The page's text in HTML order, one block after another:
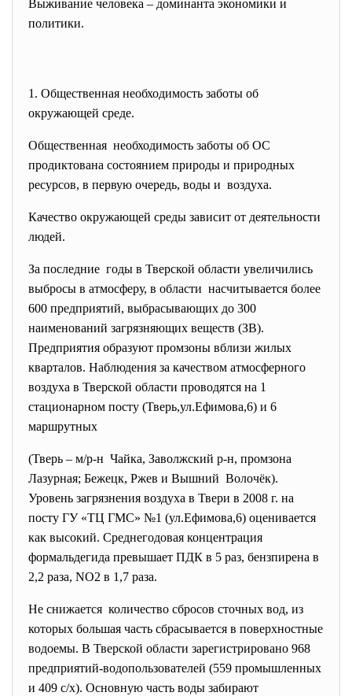
Выживание человека – доминанта экономики и
политики.
1. Общественная необходимость заботы об
окружающей среде.
Общественная необходимость заботы об ОС
продиктована состоянием природы и природных
ресурсов, в первую очередь, воды и воздуха.
Качество окружающей среды зависит от деятельности
людей.
За последние годы в Тверской области увеличились
выбросы в атмосферу, в области насчитывается более
600 предприятий, выбрасывающих до 300
наименований загрязняющих веществ (ЗВ).
Предприятия образуют промзоны вблизи жилых
кварталов. Наблюдения за качеством атмосферного
воздуха в Тверской области проводятся на 1
стационарном посту (Тверь,ул.Ефимова,6) и 6
маршрутных
(Тверь – м/р-н Чайка, Заволжский р-н, промзона
Лазурная; Бежецк, Ржев и Вышний Волочёк).
Уровень загрязнения воздуха в Твери в 2008 г. на
посту ГУ «ТЦ ГМС» №1 (ул.Ефимова,6) оценивается
как высокий. Среднегодовая концентрация
формальдегида превышает ПДК в 5 раз, бензпирена в
2,2 раза, NO2 в 1,7 раза.
Не снижается количество сбросов сточных вод, из
которых большая часть сбрасывается в поверхностные
водоемы. В Тверской области зарегистрировано 968
предприятий-водопользователей (559 промышленных
и 409 с/х). Основную часть воды забирают